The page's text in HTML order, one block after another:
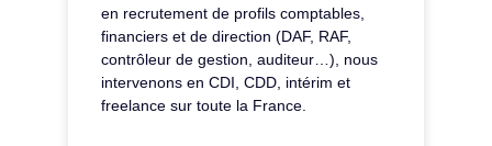
en recrutement de profils comptables,
financiers et de direction (DAF, RAF,
contrôleur de gestion, auditeur…), nous
intervenons en CDI, CDD, intérim et
freelance sur toute la France.